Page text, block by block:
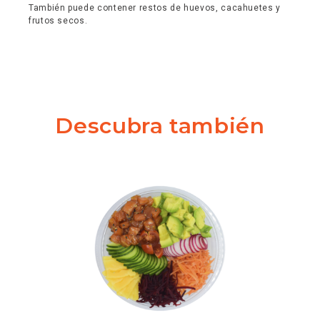
También puede contener restos de huevos, cacahuetes y
frutos secos.
Descubra también